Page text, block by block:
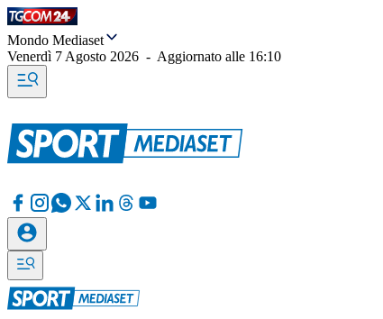
Mondo Mediaset
Venerdì 7 Agosto 2026 - Aggiornato alle 16:10